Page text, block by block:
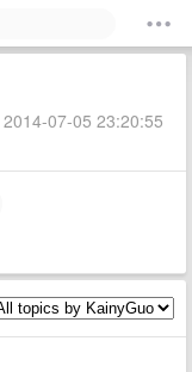
07-05 23:20:55